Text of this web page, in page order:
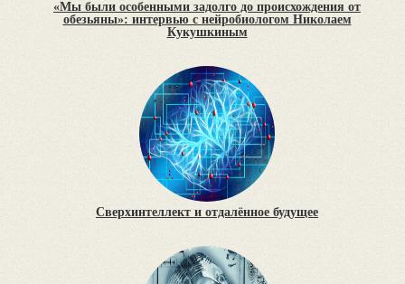
«Мы были особенными задолго до происхождения от
обезьяны»: интервью с нейробиологом Николаем
Кукушкиным
Сверхинтеллект и отдалённое будущее